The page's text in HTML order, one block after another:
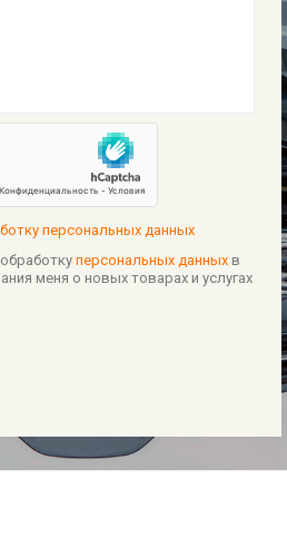
персональных данных
персональных данныхв
меня о новых товарах и услугах